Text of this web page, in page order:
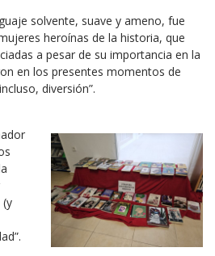
solvente, suave y ameno, fue
heroínas de la historia, que
a pesar de su importancia en la
en los presentes momentos de
diversión”.